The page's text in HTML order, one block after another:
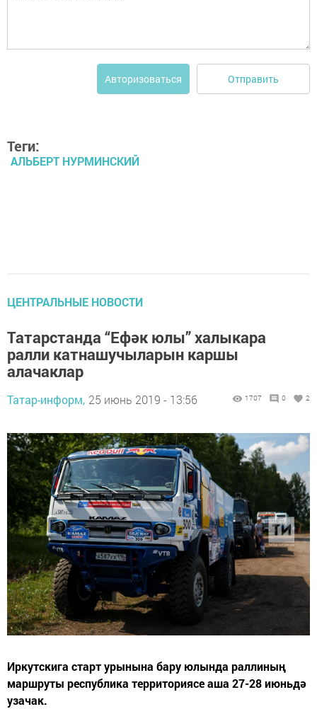
Авторизоваться Отправить
Теги:
АЛЬБЕРТ НУРМИНСКИЙ
ЦЕНТРАЛЬНЫЕ НОВОСТИ
Татарстанда “Ефәк юлы” халыкара
ралли катнашучыларын каршы
алачаклар
Татар-информ, 25 июнь 2019 - 13:56 1707 0 2
Иркутскига старт урынына бару юлында раллиның
маршруты республика территориясе аша 27-28 июньдә
узачак.